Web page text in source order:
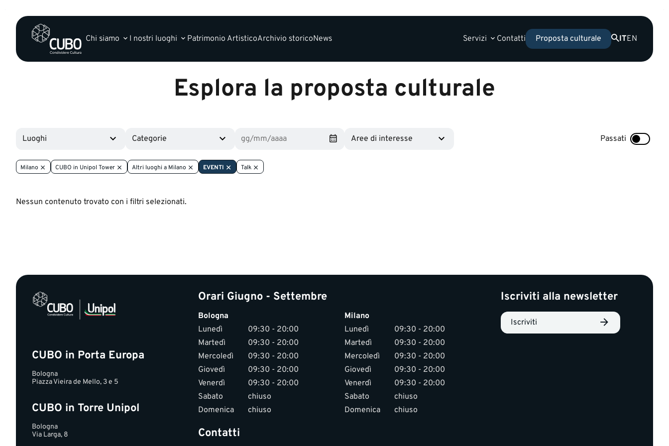
Chi siamo I nostri luoghi Patrimonio ArtisticoArchivio storicoNews Servizi Contatti Proposta culturale ITEN
Esplora la proposta culturale
Luoghi Categorie Aree di interesse Passati
Milano CUBO in Unipol Tower Altri luoghi a Milano EVENTI Talk
Nessun contenuto trovato con i filtri selezionati.
CUBO in Porta Europa
Bologna
Piazza Vieira de Mello, 3 e 5
CUBO in Torre Unipol
Bologna
Via Larga, 8
Orari Giugno - Settembre
Bologna
Lunedì
09:30 - 20:00
Martedì
09:30 - 20:00
Mercoledì
09:30 - 20:00
Giovedì
09:30 - 20:00
Venerdì
09:30 - 20:00
Sabato
chiuso
Domenica
chiuso
Milano
Lunedì
09:30 - 20:00
Martedì
09:30 - 20:00
Mercoledì
09:30 - 20:00
Giovedì
09:30 - 20:00
Venerdì
09:30 - 20:00
Sabato
chiuso
Domenica
chiuso
Contatti
Iscriviti alla newsletter
Iscriviti